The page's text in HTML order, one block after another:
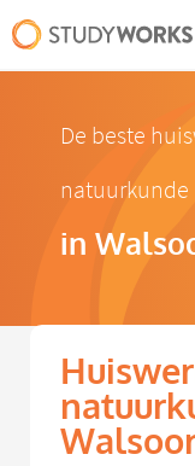
De beste
natuurkunde
in